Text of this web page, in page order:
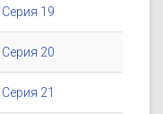
19
20
21